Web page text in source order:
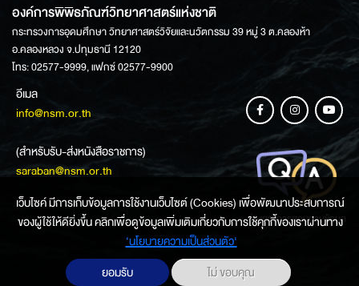
องค์การพิพิธภัณฑ์วิทยาศาสตร์แห่งชาติ
กระทรวงการอุดมศึกษา วิทยาศาสตร์วิจัยและนวัตกรรม 39 หมู่ 3 ต.คลองห้า
อ.คลองหลวง จ.ปทุมธานี 12120
โทร: 02577-9999, แฟกซ์ 02577-9900
อีเมล
info@nsm.or.th
(สำหรับรับ-ส่งหนังสือราชการ)
saraban@nsm.or.th
ช่องทางการสอบถามข้อมูล
เว็บไซค์ มีการเก็บข้อมูลการใช้งานเว็บไซต์ (Cookies) เพื่อพัฒนาประสบการณ์
ของผู้ใช้ให้ดียิ่งขึ้น คลิกเพื่อดูข้อมูลเพิ่มเติมเกี่ยวกับการใช้คุกกี้ของเราผ่านทาง
‘นโยบายความเป็นส่วนตัว'
ยอมรับ
ไม่ ขอบคุณ